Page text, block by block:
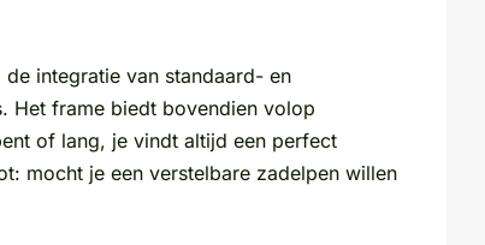
integratie van standaard- en
Het frame biedt bovendien volop
of lang, je vindt altijd een perfect
mocht je een verstelbare zadelpen willen